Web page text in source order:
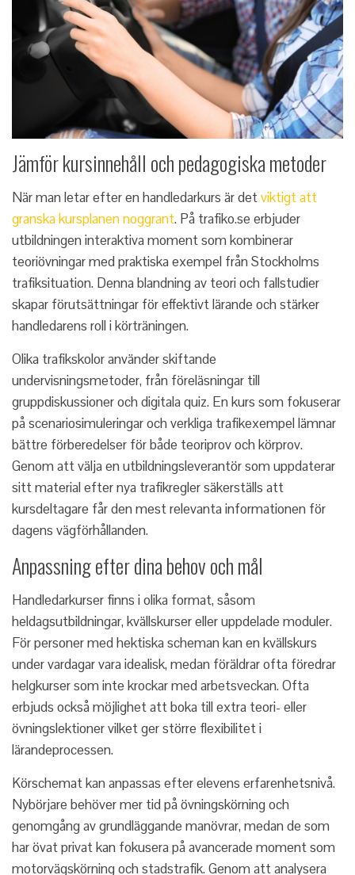
Jämför kursinnehåll och pedagogiska metoder
När man letar efter en handledarkurs är detviktigt att
granska kursplanen noggrant. På trafiko.se erbjuder
utbildningen interaktiva moment som kombinerar
teoriövningar med praktiska exempel från Stockholms
trafiksituation. Denna blandning av teori och fallstudier
skapar förutsättningar för effektivt lärande och stärker
handledarens roll i körträningen.
Olika trafikskolor använder skiftande
undervisningsmetoder, från föreläsningar till
gruppdiskussioner och digitala quiz. En kurs som fokuserar
på scenariosimuleringar och verkliga trafikexempel lämnar
bättre förberedelser för både teoriprov och körprov.
Genom att välja en utbildningsleverantör som uppdaterar
sitt material efter nya trafikregler säkerställs att
kursdeltagare får den mest relevanta informationen för
dagens vägförhållanden.
Anpassning efter dina behov och mål
Handledarkurser finns i olika format, såsom
heldagsutbildningar, kvällskurser eller uppdelade moduler.
För personer med hektiska scheman kan en kvällskurs
under vardagar vara idealisk, medan föräldrar ofta föredrar
helgkurser som inte krockar med arbetsveckan. Ofta
erbjuds också möjlighet att boka till extra teori- eller
övningslektioner vilket ger större flexibilitet i
lärandeprocessen.
Körschemat kan anpassas efter elevens erfarenhetsnivå.
Nybörjare behöver mer tid på övningskörning och
genomgång av grundläggande manövrar, medan de som
har övat privat kan fokusera på avancerade moment som
motorvägskörning och stadstrafik. Genom att analysera